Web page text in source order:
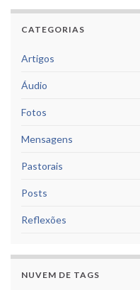
CATEGORIAS
Artigos
Áudio
Fotos
Mensagens
Pastorais
Posts
Reflexões
NUVEM DE TAGS